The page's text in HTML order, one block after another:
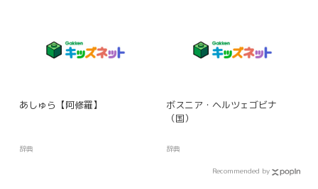
あしゅら【阿修羅】
辞典
ボスニア・ヘルツェゴビナ
（国）
辞典
Recommended by